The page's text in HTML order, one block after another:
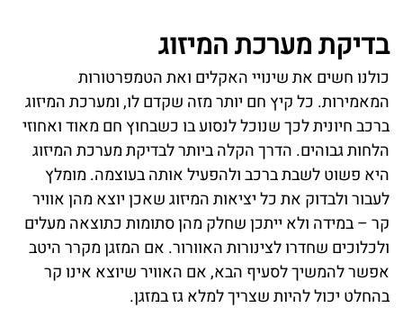
בדיקת מערכת המיזוג
כולנו חשים את שינויי האקלים ואת הטמפרטורות
המאמירות. כל קיץ חם יותר מזה שקדם לו, ומערכת המיזוג
ברכב חיונית לכך שנוכל לנסוע בו כשבחוץ חם מאוד ואחוזי
הלחות גבוהים. הדרך הקלה ביותר לבדיקת מערכת המיזוג
היא פשוט לשבת ברכב ולהפעיל אותה בעוצמה. מומלץ
לעבור ולבדוק את כל יציאות המיזוג שאכן יוצא מהן אוויר
קר – במידה ולא ייתכן שחלק מהן סתומות כתוצאה מעלים
ולכלוכים שחדרו לצינורות האוורור. אם המזגן מקרר היטב
אפשר להמשיך לסעיף הבא, אם האוויר שיוצא אינו קר
בהחלט יכול להיות שצריך למלא גז במזגן.